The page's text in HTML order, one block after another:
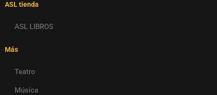
ASL tienda
ASL LIBROS
Más
Teatro
Música